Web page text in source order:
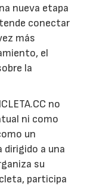
nueva etapa
conectar
más
el
la
no
ni como
un
a una
su
participa